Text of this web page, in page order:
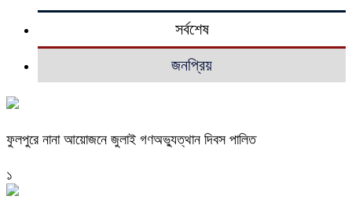
সর্বশেষ
জনপ্রিয়
ফুলপুরে নানা আয়োজনে জুলাই গণঅভ্যুত্থান দিবস পালিত
১